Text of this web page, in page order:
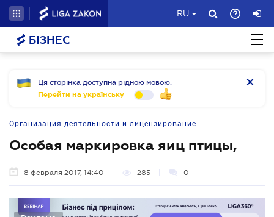
RU
БІЗНЕС
Ця сторінка доступна рідною мовою.
Перейти на українську
Организация деятельности и лицензирование
Особая маркировка яиц птицы,
8 февраля 2017, 14:40 285 0